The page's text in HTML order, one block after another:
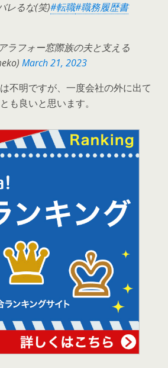
レるな(笑)#転職#職務履歴書
ラフォー窓際族の夫と支える
March 21, 2023
不明ですが、一度会社の外に出て
も良いと思います。